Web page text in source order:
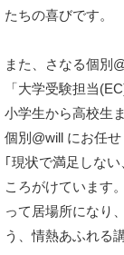
たちの喜びです。
また、さなる個別
「大学受験担当
小学生から高校生
個別@will にお任せ
｢現状で満足しな
ころがけています
って居場所になり
う、情熱あふれる